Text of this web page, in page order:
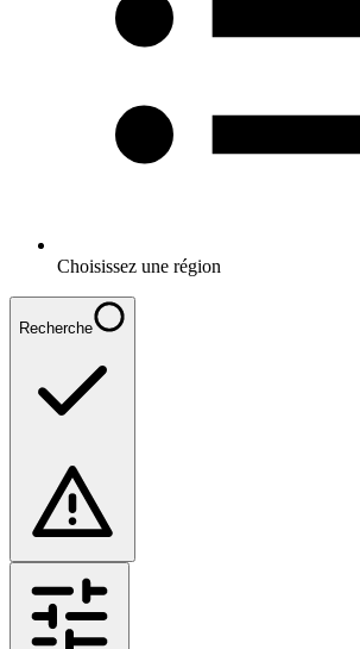
Choisissez une région
Recherche